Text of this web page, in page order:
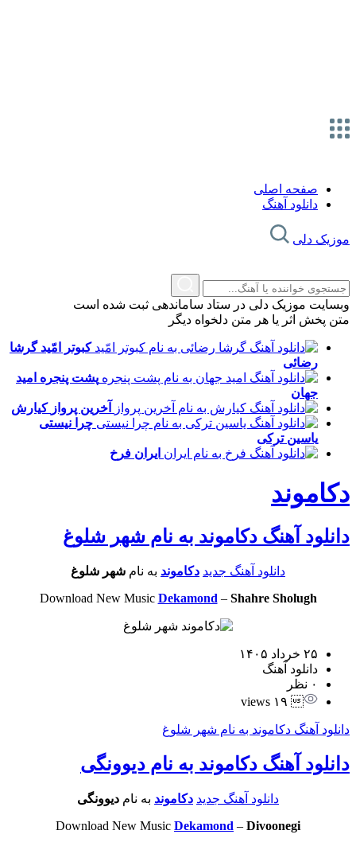
صفحه اصلی
دانلود آهنگ
موزیک دلی
وبسایت موزیک دلی در ستاد ساماندهی ثبت شده است
متن پخش اثر یا هر متن دلخواه دیگر
کبوتر امّید گرشا
رضائی
پشت پنجره امید
جهان
آخرین پرواز کیارش
چرا نیستی
یاسین ترکی
ایران فرخ
دکاموند
دانلود آهنگ دکاموند به نام شهر شلوغ
دانلود آهنگ جدید دکاموند به نام شهر شلوغ
Download New Music Dekamond – Shahre Sholugh
۲۵ خرداد ۱۴۰۵
دانلود آهنگ
۰ نظر
۱۹ views
دانلود آهنگ دکاموند به نام شهر شلوغ
دانلود آهنگ دکاموند به نام دیوونگی
دانلود آهنگ جدید دکاموند به نام دیوونگی
Download New Music Dekamond – Divoonegi